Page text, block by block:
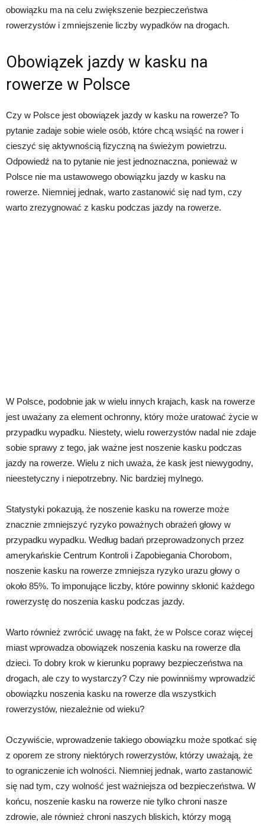
obowiązku ma na celu zwiększenie bezpieczeństwa
rowerzystów i zmniejszenie liczby wypadków na drogach.
Obowiązek jazdy w kasku na
rowerze w Polsce
Czy w Polsce jest obowiązek jazdy w kasku na rowerze? To
pytanie zadaje sobie wiele osób, które chcą wsiąść na rower i
cieszyć się aktywnością fizyczną na świeżym powietrzu.
Odpowiedź na to pytanie nie jest jednoznaczna, ponieważ w
Polsce nie ma ustawowego obowiązku jazdy w kasku na
rowerze. Niemniej jednak, warto zastanowić się nad tym, czy
warto zrezygnować z kasku podczas jazdy na rowerze.
W Polsce, podobnie jak w wielu innych krajach, kask na rowerze
jest uważany za element ochronny, który może uratować życie w
przypadku wypadku. Niestety, wielu rowerzystów nadal nie zdaje
sobie sprawy z tego, jak ważne jest noszenie kasku podczas
jazdy na rowerze. Wielu z nich uważa, że kask jest niewygodny,
nieestetyczny i niepotrzebny. Nic bardziej mylnego.
Statystyki pokazują, że noszenie kasku na rowerze może
znacznie zmniejszyć ryzyko poważnych obrażeń głowy w
przypadku wypadku. Według badań przeprowadzonych przez
amerykańskie Centrum Kontroli i Zapobiegania Chorobom,
noszenie kasku na rowerze zmniejsza ryzyko urazu głowy o
około 85%. To imponujące liczby, które powinny skłonić każdego
rowerzystę do noszenia kasku podczas jazdy.
Warto również zwrócić uwagę na fakt, że w Polsce coraz więcej
miast wprowadza obowiązek noszenia kasku na rowerze dla
dzieci. To dobry krok w kierunku poprawy bezpieczeństwa na
drogach, ale czy to wystarczy? Czy nie powinniśmy wprowadzić
obowiązku noszenia kasku na rowerze dla wszystkich
rowerzystów, niezależnie od wieku?
Oczywiście, wprowadzenie takiego obowiązku może spotkać się
z oporem ze strony niektórych rowerzystów, którzy uważają, że
to ograniczenie ich wolności. Niemniej jednak, warto zastanowić
się nad tym, czy wolność jest ważniejsza od bezpieczeństwa. W
końcu, noszenie kasku na rowerze nie tylko chroni nasze
zdrowie, ale również chroni naszych bliskich, którzy mogą